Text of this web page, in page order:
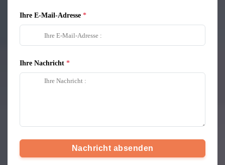
Ihre E-Mail-Adresse
Ihre Nachricht
Nachricht absenden